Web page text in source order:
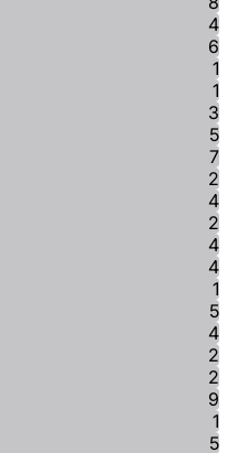
4
6
1
1
3
5
7
2
4
2
4
4
1
5
4
2
2
9
1
5